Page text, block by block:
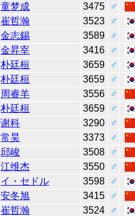
童梦成 3475
♂
崔哲瀚 3523
♂
金志錫 3589
♂
金昇宰 3416
♂
朴廷桓 3659
♂
朴廷桓 3659
♂
周睿羊 3556
♂
朴廷桓 3659
♂
谢科 3290
♂
常昊 3373
♂
邱峻 3508
♂
江维杰 3550
♂
イ・セドル 3598
♂
安冬旭 3415
♂
崔哲瀚 3524
♂